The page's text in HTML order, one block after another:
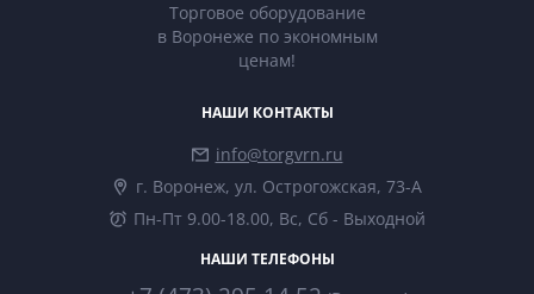
Торговое оборудование
в Воронеже по экономным
ценам!
НАШИ КОНТАКТЫ
info@torgvrn.ru
г. Воронеж, ул. Острогожская, 73-А
Пн-Пт 9.00-18.00, Вс, Сб - Выходной
НАШИ ТЕЛЕФОНЫ